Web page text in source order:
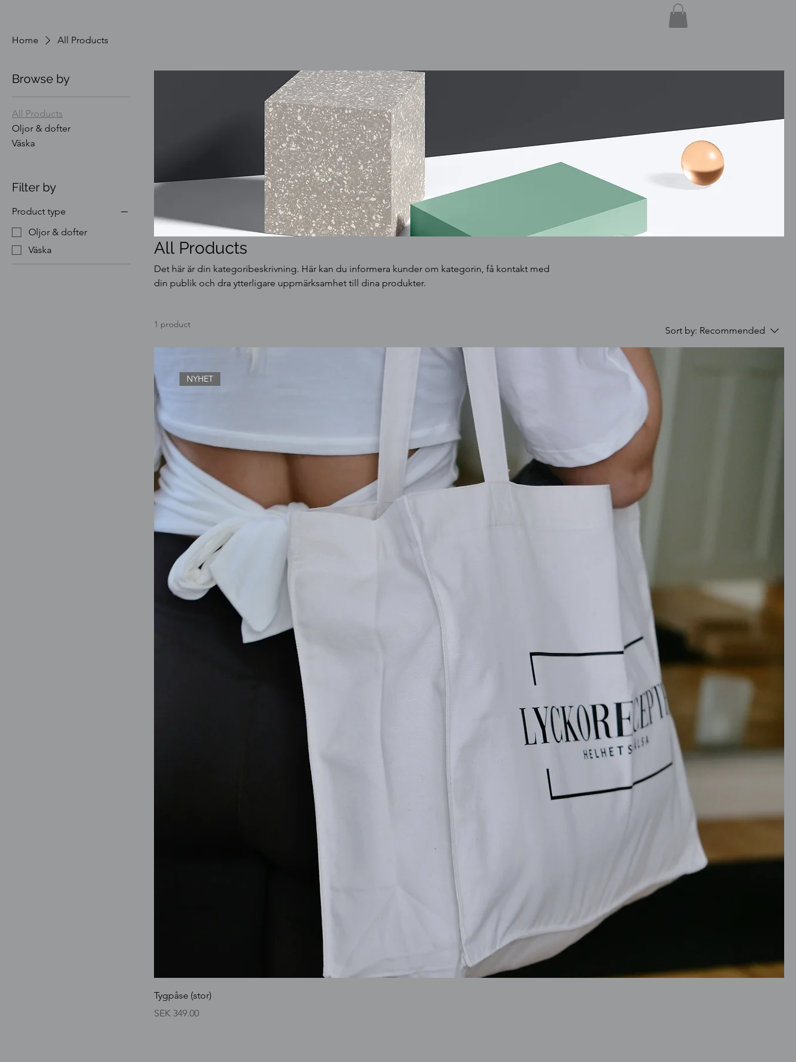
Home All Products
Browse by
All Products
Oljor & dofter
Väska
Filter by
Product type
Oljor & dofter
Väska
All Products
Det här är din kategoribeskrivning. Här kan du informera kunder om kategorin, få kontakt med
din publik och dra ytterligare uppmärksamhet till dina produkter.
1 product
Sort by: Recommended
NYHET
Tygpåse (stor)
Price
SEK 349.00